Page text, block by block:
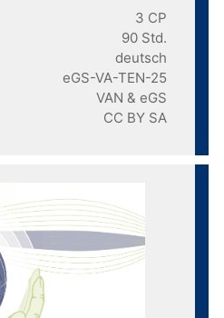
3 CP
90 Std.
deutsch
eGS-VA-TEN-25
VAN & eGS
CC BY SA